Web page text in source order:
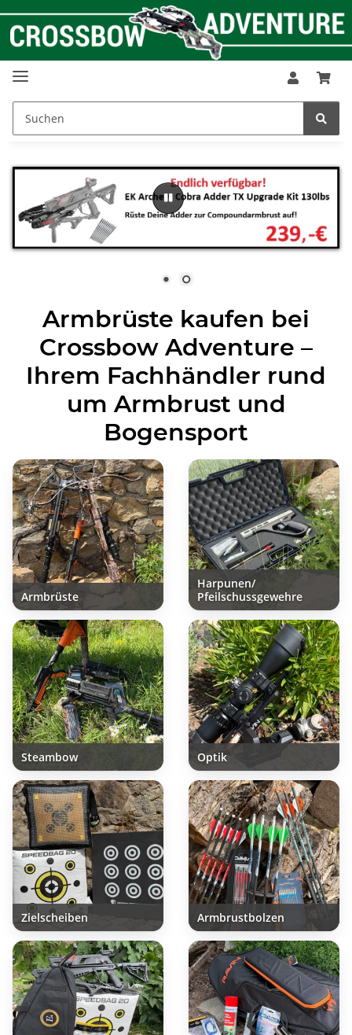
Armbrüste kaufen bei
Crossbow Adventure –
Ihrem Fachhändler rund
um Armbrust und
Bogensport
Armbrüste
Harpunen/
Pfeilschussgewehre
Steambow Optik
Zielscheiben Armbrustbolzen